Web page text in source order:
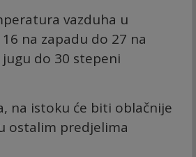
vazduha u
na zapadu do 27 na
do 30 stepeni
na istoku će biti oblačnije
ostalim predjelima